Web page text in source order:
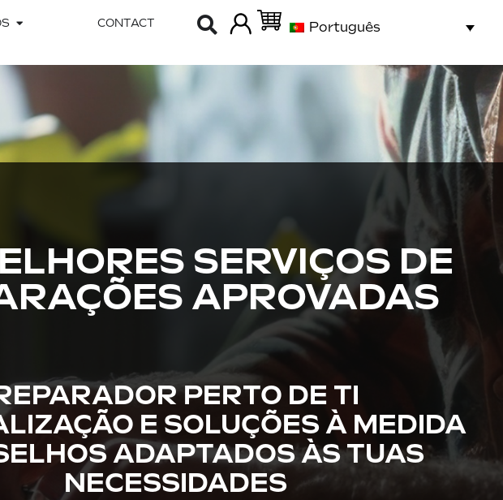
CONTACT Português
SERVIÇOS DE
APROVADAS
PERTO DE TI
E SOLUÇÕES À MEDIDA
ADAPTADOS ÀS TUAS
NECESSIDADES